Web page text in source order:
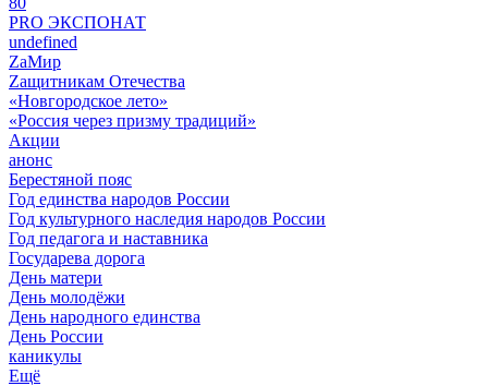
PRO ЭКСПОНАТ
undefined
ZaМир
Zащитникам Отечества
«Новгородское лето»
«Россия через призму традиций»
Акции
анонс
Берестяной пояс
Год единства народов России
Год культурного наследия народов России
Год педагога и наставника
Государева дорога
День матери
День молодёжи
День народного единства
День России
каникулы
Ещё